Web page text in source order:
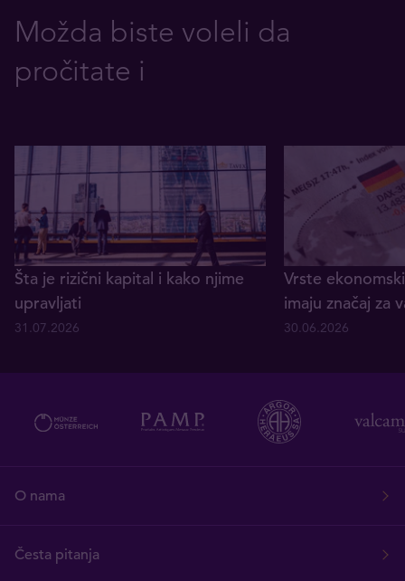
Možda biste voleli da
pročitate i
Šta je rizični kapital i kako njime
upravljati
31.07.2026
Vrste
imaju značaj za
30.06.2026
O nama
Česta pitanja